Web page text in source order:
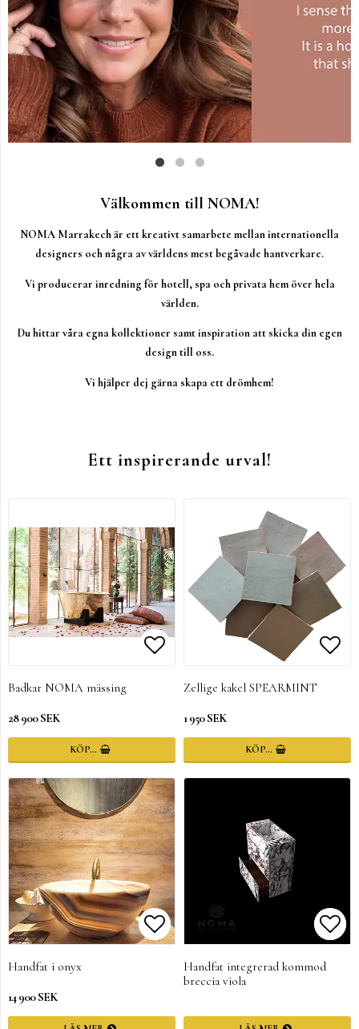
Välkommen till NOMA!
NOMA Marrakech är ett kreativt samarbete mellan internationella
designers och några av världens mest begåvade hantverkare.
Vi producerar inredning för hotell, spa och privata hem över hela
världen.
Du hittar våra egna kollektioner samt inspiration att skicka din egen
design till oss.
Vi hjälper dej gärna skapa ett drömhem!
Ett inspirerande urval!
Badkar NOMA mässing
28 900 SEK
KÖP…
Zellige kakel SPEARMINT
1 950 SEK
KÖP…
Lägg till i favoritlistan
Lägg till i favoritlistan
Handfat i onyx
14 900 SEK
Handfat integrerad kommod
breccia viola